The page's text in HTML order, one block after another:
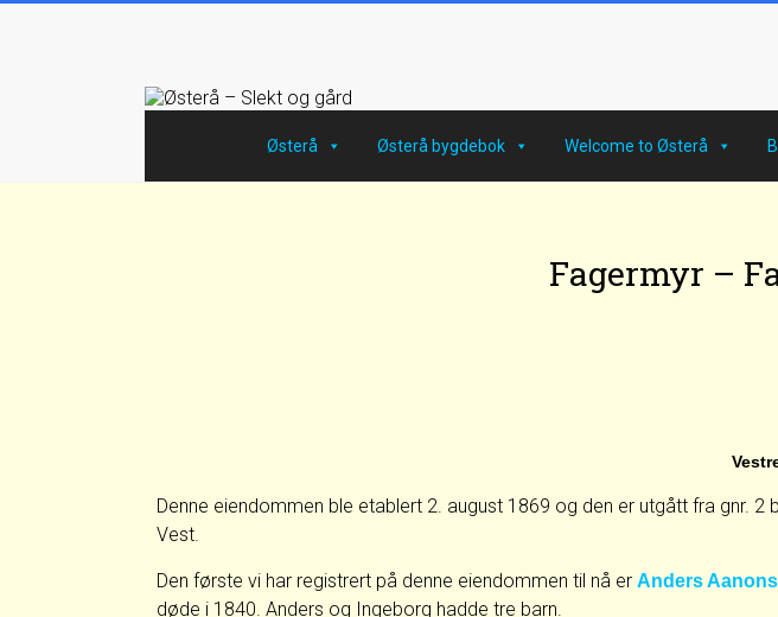
Østerå Østerå bygdebok Welcome to Østerå
Fagermyr –
Denne eiendommen ble etablert 2. august 1869 og den er utgått fra gnr. 2
Vest.
Den første vi har registrert på denne eiendommen til nå er Anders
døde i 1840. Anders og Ingeborg hadde tre barn.